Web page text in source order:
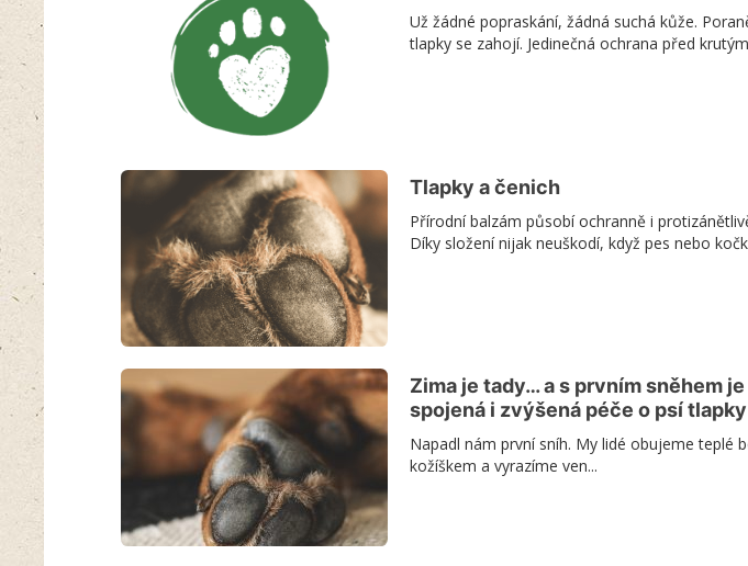
Už žádné popraskání, žádná suchá kůže.
tlapky se zahojí. Jedinečná ochrana před
Tlapky a čenich
Přírodní balzám působí ochranně i
Díky složení nijak neuškodí, když pes nebo
Zima je tady… a s prvním sněhem je
spojená i zvýšená péče o psí tlapky
Napadl nám první sníh. My lidé obujeme teplé
kožíškem a vyrazíme ven...